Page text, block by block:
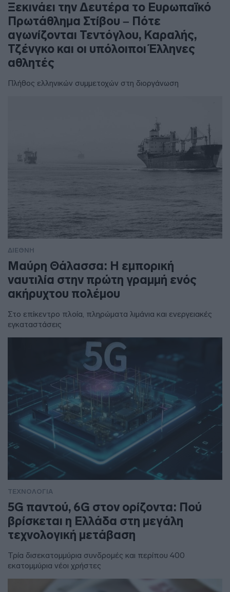
Ξεκινάει την Δευτέρα το Ευρωπαϊκό
Πρωτάθλημα Στίβου – Πότε
αγωνίζονται Τεντόγλου, Καραλής,
Τζένγκο και οι υπόλοιποι Έλληνες
αθλητές
Πλήθος ελληνικών συμμετοχών στη διοργάνωση
ΔΙΕΘΝΗ
Μαύρη Θάλασσα: Η εμπορική
ναυτιλία στην πρώτη γραμμή ενός
ακήρυχτου πολέμου
Στο επίκεντρο πλοία, πληρώματα λιμάνια και ενεργειακές
εγκαταστάσεις
ΤΕΧΝΟΛΟΓΙΑ
5G παντού, 6G στον ορίζοντα: Πού
βρίσκεται η Ελλάδα στη μεγάλη
τεχνολογική μετάβαση
Τρία δισεκατομμύρια συνδρομές και περίπου 400
εκατομμύρια νέοι χρήστες